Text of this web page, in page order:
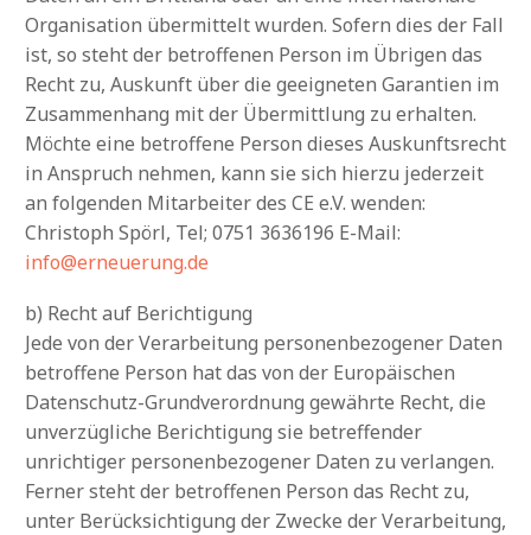
Organisation übermittelt wurden. Sofern dies der Fall
ist, so steht der betroffenen Person im Übrigen das
Recht zu, Auskunft über die geeigneten Garantien im
Zusammenhang mit der Übermittlung zu erhalten.
Möchte eine betroffene Person dieses Auskunftsrecht
in Anspruch nehmen, kann sie sich hierzu jederzeit
an folgenden Mitarbeiter des CE e.V. wenden:
Christoph Spörl, Tel; 0751 3636196 E-Mail:
info@erneuerung.de
b) Recht auf Berichtigung
Jede von der Verarbeitung personenbezogener Daten
betroffene Person hat das von der Europäischen
Datenschutz-Grundverordnung gewährte Recht, die
unverzügliche Berichtigung sie betreffender
unrichtiger personenbezogener Daten zu verlangen.
Ferner steht der betroffenen Person das Recht zu,
unter Berücksichtigung der Zwecke der Verarbeitung,